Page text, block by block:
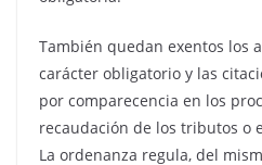
También quedan exentos los
carácter obligatorio y las
por comparecencia en los
recaudación de los tributos o
La ordenanza regula, del